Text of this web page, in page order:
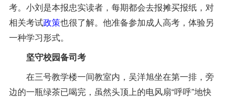
考。小刘是本报忠实读者，每期都会去报摊买报纸，对
相关考试政策也很了解。他准备参加成人高考，体验另
一种学习形式。
坚守校园备司考
在三号教学楼一间教室内，吴洋旭坐在第一排，旁
边的一瓶绿茶已喝完，虽然头顶上的电风扇“呼呼”地快